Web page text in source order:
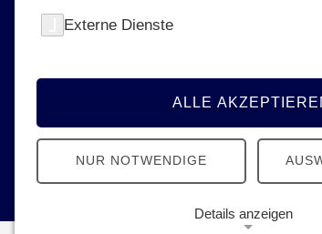
Aktuelles & Presse
News, Termine, Podcast - Erfahren
alles Neue von den Johannitern
Externe Dienste
ALLE
NUR NOTWENDIGE
Details anzeigen